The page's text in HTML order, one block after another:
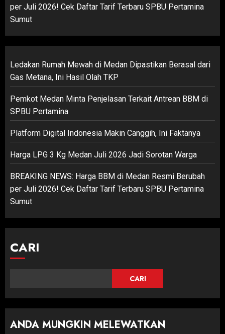
per Juli 2026! Cek Daftar Tarif Terbaru SPBU Pertamina
Sumut
Ledakan Rumah Mewah di Medan Dipastikan Berasal dari
Gas Metana, Ini Hasil Olah TKP
Pemkot Medan Minta Penjelasan Terkait Antrean BBM di
SPBU Pertamina
Platform Digital Indonesia Makin Canggih, Ini Faktanya
Harga LPG 3 Kg Medan Juli 2026 Jadi Sorotan Warga
BREAKING NEWS: Harga BBM di Medan Resmi Berubah
per Juli 2026! Cek Daftar Tarif Terbaru SPBU Pertamina
Sumut
CARI
CARI
ANDA MUNGKIN MELEWATKAN